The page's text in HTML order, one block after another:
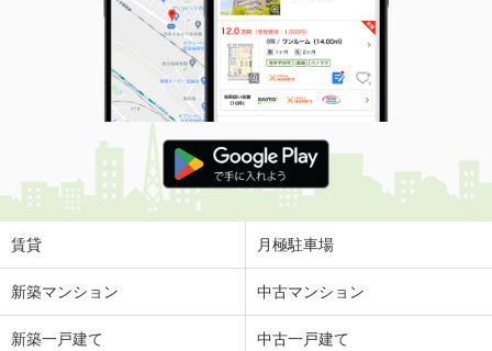
賃貸 月極駐車場
新築マンション 中古マンション
新築一戸建て 中古一戸建て